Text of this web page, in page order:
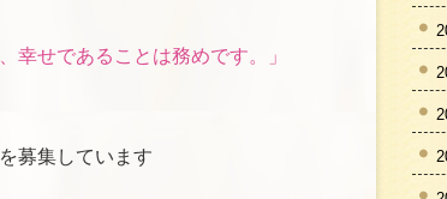
幸せであることは務めです。」
募集しています